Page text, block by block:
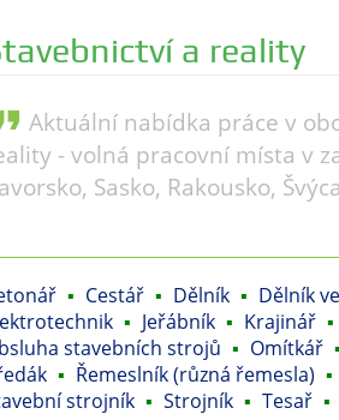
a reality
Aktuální nabídka práce v
- volná pracovní místa v
Sasko, Rakousko,
▪ Cestář ▪ Dělník ▪ Dělník
▪ Jeřábník ▪ Krajinář ▪
stavebních strojů ▪ Omítkář ▪
▪ Řemeslník (různá řemesla) ▪
strojník ▪ Strojník ▪ Tesař ▪